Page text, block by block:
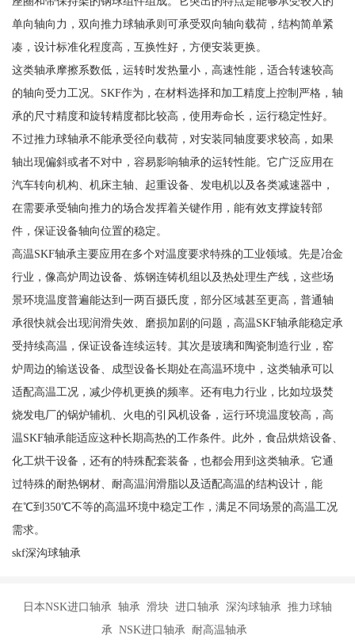
单向轴向力，双向推力球轴承则可承受双向轴向载荷，结构简单紧
凑，设计标准化程度高，互换性好，方便安装更换。
这类轴承摩擦系数低，运转时发热量小，高速性能，适合转速较高
的轴向受力工况。SKF作为，在材料选择和加工精度上控制严格，轴
承的尺寸精度和旋转精度都比较高，使用寿命长，运行稳定性好。
不过推力球轴承不能承受径向载荷，对安装同轴度要求较高，如果
轴出现偏斜或者不对中，容易影响轴承的运转性能。它广泛应用在
汽车转向机构、机床主轴、起重设备、发电机以及各类减速器中，
在需要承受轴向推力的场合发挥着关键作用，能有效支撑旋转部
件，保证设备轴向位置的稳定。
高温SKF轴承主要应用在多个对温度要求特殊的工业领域。先是冶金
行业，像高炉周边设备、炼钢连铸机组以及热处理生产线，这些场
景环境温度普遍能达到一两百摄氏度，部分区域甚至更高，普通轴
承很快就会出现润滑失效、磨损加剧的问题，高温SKF轴承能稳定承
受持续高温，保证设备连续运转。其次是玻璃和陶瓷制造行业，窑
炉周边的输送设备、成型设备长期处在高温环境中，这类轴承可以
适配高温工况，减少停机更换的频率。还有电力行业，比如垃圾焚
烧发电厂的锅炉辅机、火电的引风机设备，运行环境温度较高，高
温SKF轴承能适应这种长期高热的工作条件。此外，食品烘焙设备、
化工烘干设备，还有的特殊配套装备，也都会用到这类轴承。它通
过特殊的耐热钢材、耐高温润滑脂以及适配高温的结构设计，能
在℃到350℃不等的高温环境中稳定工作，满足不同场景的高温工况
需求。
skf深沟球轴承
日本NSK进口轴承 轴承 滑块 进口轴承 深沟球轴承 推力球轴
承 NSK进口轴承 耐高温轴承